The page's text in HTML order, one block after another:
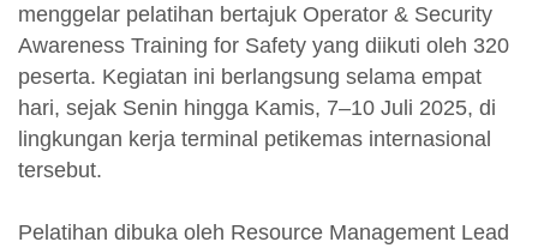
menggelar pelatihan bertajuk Operator & Security
Awareness Training for Safety yang diikuti oleh 320
peserta. Kegiatan ini berlangsung selama empat
hari, sejak Senin hingga Kamis, 7–10 Juli 2025, di
lingkungan kerja terminal petikemas internasional
tersebut.
Pelatihan dibuka oleh Resource Management Lead